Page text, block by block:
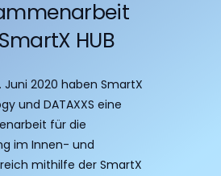
HUB
Juni 2020 haben SmartX
und DATAXXS eine
für die
im Innen- und
mithilfe der SmartX